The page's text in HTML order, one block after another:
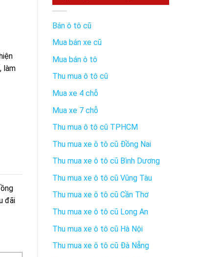
làm
đãi
Bán ô tô cũ
Mua bán xe cũ
Mua bán ô tô
Thu mua ô tô cũ
Mua xe 4 chỗ
Mua xe 7 chỗ
Thu mua ô tô cũ TPHCM
Thu mua xe ô tô cũ Đồng Nai
Thu mua xe ô tô cũ Bình Dương
Thu mua xe ô tô cũ Vũng Tàu
Thu mua xe ô tô cũ Cần Thơ
Thu mua xe ô tô cũ Long An
Thu mua xe ô tô cũ Hà Nội
Thu mua xe ô tô cũ Đà Nẵng